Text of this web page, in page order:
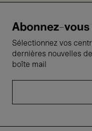
Abonnez-
Sélectionnez vos
dernières nouvelles
boîte mail